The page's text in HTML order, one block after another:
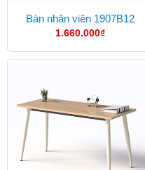
Bàn nhân viên 1907B12
1.660.000₫